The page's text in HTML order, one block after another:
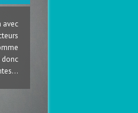
avec
donc